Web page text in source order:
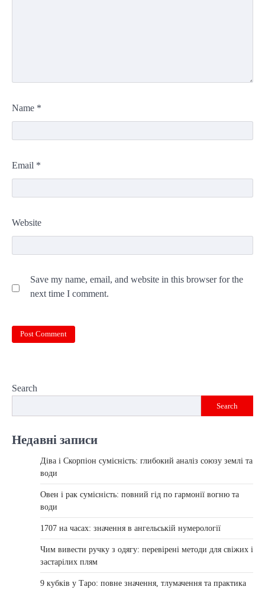
Name *
Email *
Website
Save my name, email, and website in this browser for the
next time I comment.
Search
Search
Недавні записи
Діва і Скорпіон сумісність: глибокий аналіз союзу землі та
води
Овен і рак сумісність: повний гід по гармонії вогню та
води
1707 на часах: значення в ангельській нумерології
Чим вивести ручку з одягу: перевірені методи для свіжих і
застарілих плям
9 кубків у Таро: повне значення, тлумачення та практика